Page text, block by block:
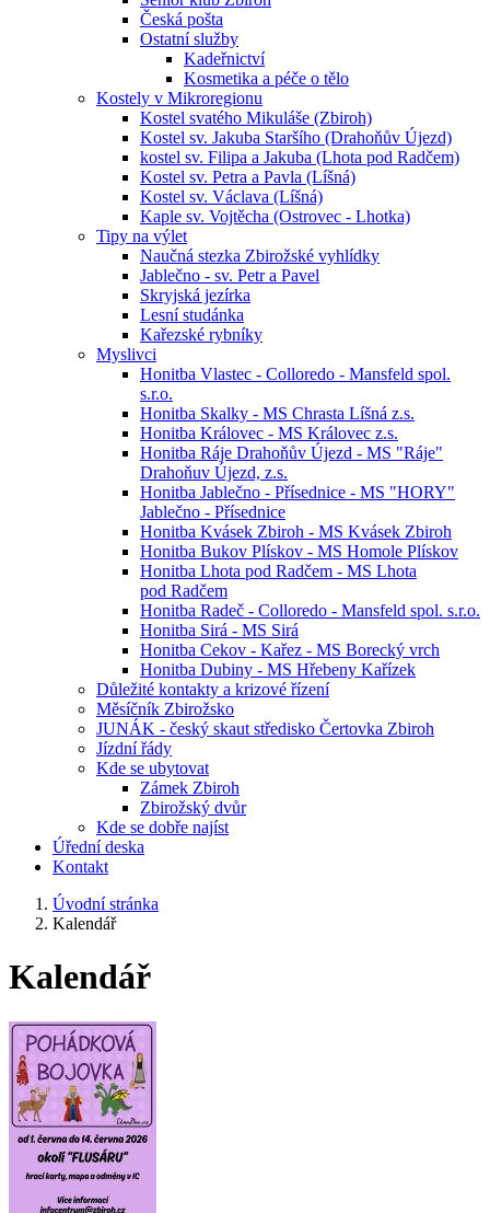
Česká pošta
Ostatní služby
Kadeřnictví
Kosmetika a péče o tělo
Kostely v Mikroregionu
Kostel svatého Mikuláše (Zbiroh)
Kostel sv. Jakuba Staršího (Drahoňův Újezd)
kostel sv. Filipa a Jakuba (Lhota pod Radčem)
Kostel sv. Petra a Pavla (Líšná)
Kostel sv. Václava (Líšná)
Kaple sv. Vojtěcha (Ostrovec - Lhotka)
Tipy na výlet
Naučná stezka Zbirožské vyhlídky
Jablečno - sv. Petr a Pavel
Skryjská jezírka
Lesní studánka
Kařezské rybníky
Myslivci
Honitba Vlastec - Colloredo - Mansfeld spol.
s.r.o.
Honitba Skalky - MS Chrasta Líšná z.s.
Honitba Královec - MS Královec z.s.
Honitba Ráje Drahoňův Újezd - MS "Ráje"
Drahoňuv Újezd, z.s.
Honitba Jablečno - Přísednice - MS "HORY"
Jablečno - Přísednice
Honitba Kvásek Zbiroh - MS Kvásek Zbiroh
Honitba Bukov Plískov - MS Homole Plískov
Honitba Lhota pod Radčem - MS Lhota
pod Radčem
Honitba Radeč - Colloredo - Mansfeld spol. s.r.o.
Honitba Sirá - MS Sirá
Honitba Cekov - Kařez - MS Borecký vrch
Honitba Dubiny - MS Hřebeny Kařízek
Důležité kontakty a krizové řízení
Měsíčník Zbirožsko
JUNÁK - český skaut středisko Čertovka Zbiroh
Jízdní řády
Kde se ubytovat
Zámek Zbiroh
Zbirožský dvůr
Kde se dobře najíst
Úřední deska
Kontakt
Úvodní stránka
Kalendář
Kalendář